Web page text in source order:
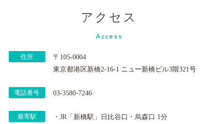
アクセス
Access
住所
〒105-0004
東京都港区新橋2-16-1 ニュー新橋ビル3階321号
電話番号 03-3580-7246
最寄駅
・JR「新橋駅」日比谷口・烏森口 1分